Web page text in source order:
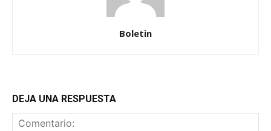
Boletin
DEJA UNA RESPUESTA